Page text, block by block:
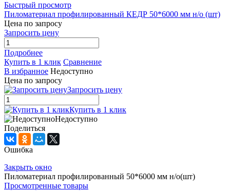
Быстрый просмотр
Пиломатериал профилированный КЕДР 50*6000 мм н/о (шт)
Цена по запросу
Запросить цену
Подробнее
Купить в 1 клик Сравнение
В избранное Недоступно
Цена по запросу
Запросить цену
Купить в 1 клик
Недоступно
Поделиться
Ошибка
Закрыть окно
Пиломатериал профилированный 50*6000 мм н/о(шт)
Просмотренные товары